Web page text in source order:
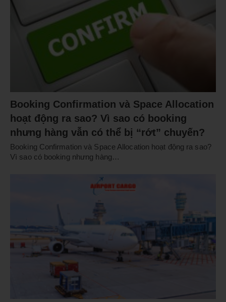
Booking Confirmation và Space Allocation
hoạt động ra sao? Vì sao có booking
nhưng hàng vẫn có thể bị “rớt” chuyến?
Booking Confirmation và Space Allocation hoạt động ra sao?
Vì sao có booking nhưng hàng…